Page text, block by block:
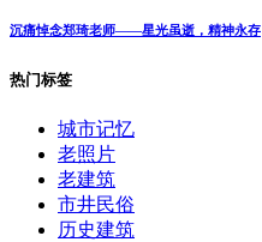
沉痛悼念郑琦老师——星光虽逝，精神永存
热门标签
城市记忆
老照片
老建筑
市井民俗
历史建筑